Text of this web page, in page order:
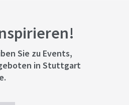
Sie zu Events,
in Stuttgart